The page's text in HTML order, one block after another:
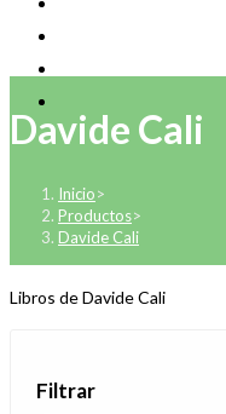
Davide Cali
Inicio>
Productos>
Davide Cali
Libros de Davide Cali
Filtrar